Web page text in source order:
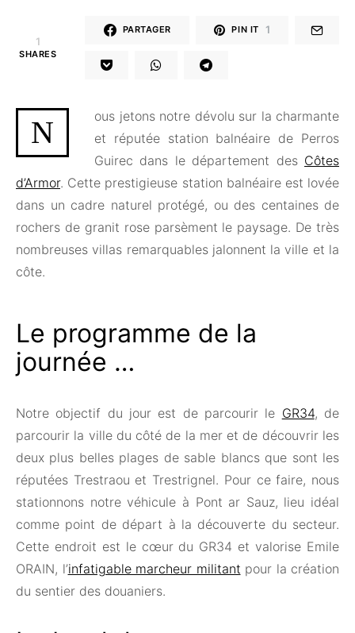
1
SHARES
PARTAGER PIN IT 1
N
ous jetons notre dévolu sur la charmante
et réputée station balnéaire de Perros
Guirec dans le département des Côtes
d’Armor. Cette prestigieuse station balnéaire est lovée
dans un cadre naturel protégé, ou des centaines de
rochers de granit rose parsèment le paysage. De très
nombreuses villas remarquables jalonnent la ville et la
côte.
Le programme de la
journée …
Notre objectif du jour est de parcourir le GR34, de
parcourir la ville du côté de la mer et de découvrir les
deux plus belles plages de sable blancs que sont les
réputées Trestraou et Trestrignel. Pour ce faire, nous
stationnons notre véhicule à Pont ar Sauz, lieu idéal
comme point de départ à la découverte du secteur.
Cette endroit est le cœur du GR34 et valorise Emile
ORAIN, l’infatigable marcheur militant pour la création
du sentier des douaniers.